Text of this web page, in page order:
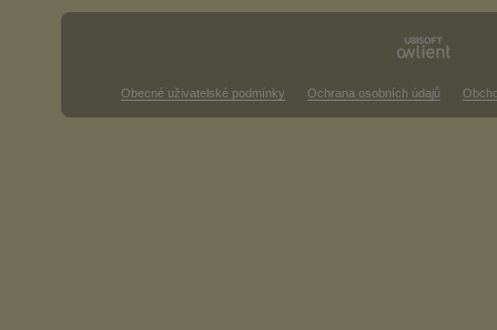
Obecné uživatelské podmínky Ochrana osobních údajů